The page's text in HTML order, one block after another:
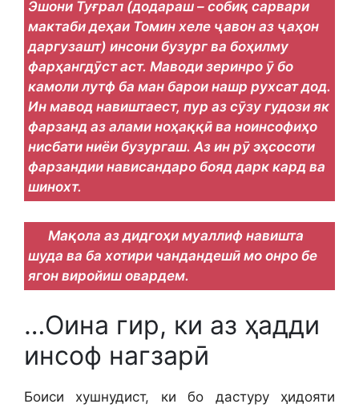
Эшони Туғрал (додараш – собиқ сарвари
мактаби деҳаи Томин хеле ҷавон аз ҷаҳон
даргузашт) инсони бузург ва боҳилму
фарҳангдӯст аст. Маводи зеринро ӯ бо
камоли лутф ба ман барои нашр рухсат дод.
Ин мавод навиштаест, пур аз сӯзу гудози як
фарзанд аз алами ноҳаққӣ ва ноинсофиҳо
нисбати ниёи бузургаш. Аз ин рӯ эҳсосоти
фарзандии нависандаро бояд дарк кард ва
шинохт.
Мақола аз дидгоҳи муаллиф навишта
шуда ва ба хотири чандандешӣ мо онро бе
ягон виройиш овардем.
…Оина гир, ки аз ҳадди
инсоф нагзарӣ
Боиси хушнудист, ки бо дастуру ҳидояти